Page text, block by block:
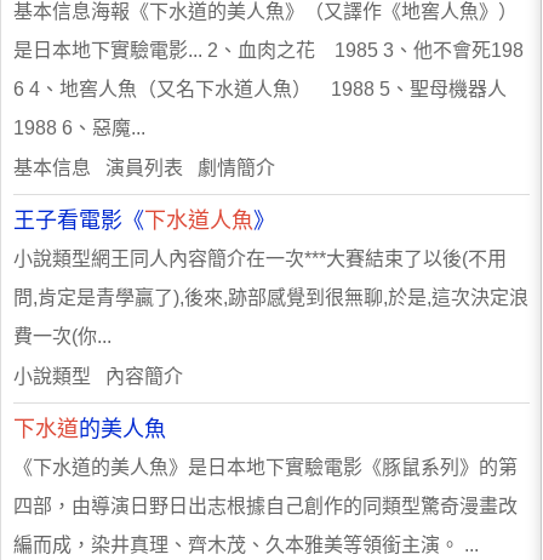
基本信息海報《下水道的美人魚》（又譯作《地窖人魚》）
是日本地下實驗電影... 2、血肉之花 1985 3、他不會死198
6 4、地窖人魚（又名下水道人魚） 1988 5、聖母機器人
1988 6、惡魔...
基本信息 演員列表 劇情簡介
王子看電影《 下水道人魚》
小說類型網王同人內容簡介在一次***大賽結束了以後(不用
問,肯定是青學贏了),後來,跡部感覺到很無聊,於是,這次決定浪
費一次(你...
小說類型 內容簡介
下水道的美人魚
《下水道的美人魚》是日本地下實驗電影《豚鼠系列》的第
四部，由導演日野日出志根據自己創作的同類型驚奇漫畫改
編而成，染井真理、齊木茂、久本雅美等領銜主演。 ...